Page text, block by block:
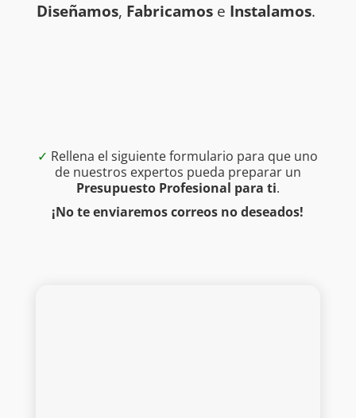
Diseñamos, Fabricamos e Instalamos.
✓ Rellena el siguiente formulario para que uno
de nuestros expertos pueda preparar un
Presupuesto Profesional para ti.
¡No te enviaremos correos no deseados!